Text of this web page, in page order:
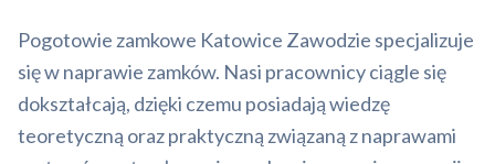
Pogotowie zamkowe Katowice Zawodzie specjalizuje
się w naprawie zamków. Nasi pracownicy ciągle się
dokształcają, dzięki czemu posiadają wiedzę
teoretyczną oraz praktyczną związaną z naprawami